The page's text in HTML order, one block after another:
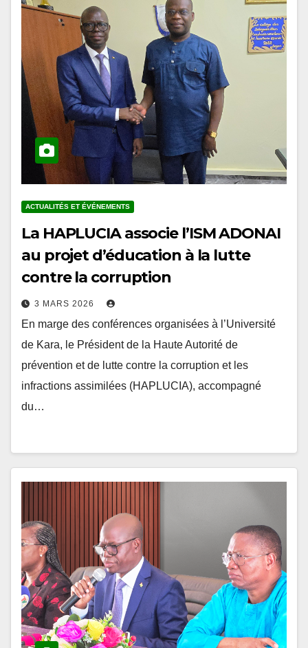
La HAPLUCIA associe l’ISM ADONAI
au projet d’éducation à la lutte
contre la corruption
En marge des conférences organisées à l’Université
de Kara, le Président de la Haute Autorité de
prévention et de lutte contre la corruption et les
infractions assimilées (HAPLUCIA), accompagné
du…